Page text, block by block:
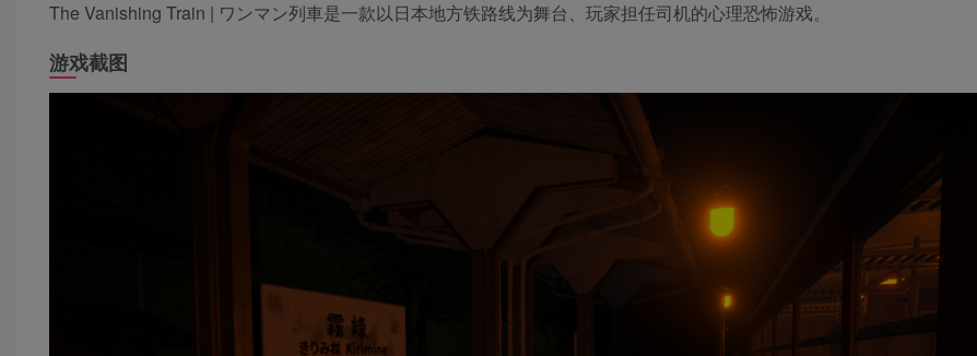
The Vanishing Train | ワンマン列車是一款以日本地方铁路线为舞台、玩家担任司机的心理恐怖游戏。
游戏截图